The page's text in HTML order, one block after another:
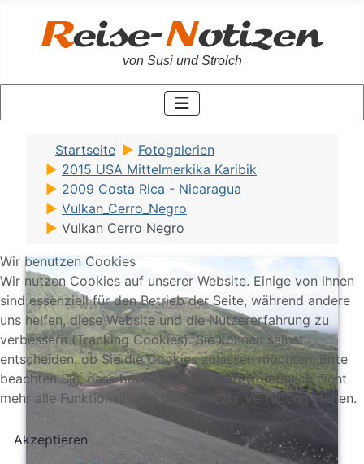
von Susi und Strolch
Startseite
Fotogalerien
2015 USA Mittelmerkika Karibik
2009 Costa Rica - Nicaragua
Vulkan_Cerro_Negro
Vulkan Cerro Negro
Wir benutzen Cookies
Wir nutzen Cookies auf unserer Website. Einige von ihnen
sind essenziell für den Betrieb der Seite, während andere
uns helfen, diese Website und die Nutzererfahrung zu
verbessern (Tracking Cookies). Sie können selbst
entscheiden, ob Sie die Cookies zulassen möchten. Bitte
beachten Sie, dass bei einer Ablehnung womöglich nicht
mehr alle Funktionalitäten der Seite zur Verfügung stehen.
Akzeptieren